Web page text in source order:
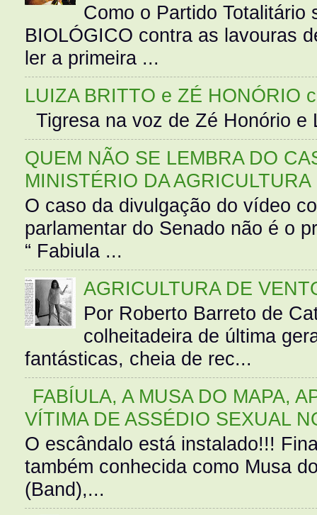
Como o Partido Totalitário
BIOLÓGICO contra as lavouras
ler a primeira ...
LUIZA BRITTO e ZÉ HONÓRIO
Tigresa na voz de Zé Honório
QUEM NÃO SE LEMBRA DO
MINISTÉRIO DA AGRICULTURA
O caso da divulgação do vídeo
parlamentar do Senado não é o
“ Fabiula ...
AGRICULTURA DE
Por Roberto Barreto de
colheitadeira de última
fantásticas, cheia de rec...
FABÍULA, A MUSA DO MAPA,
VÍTIMA DE ASSÉDIO SEXUAL
O escândalo está instalado!!!
também conhecida como Musa
(Band),...